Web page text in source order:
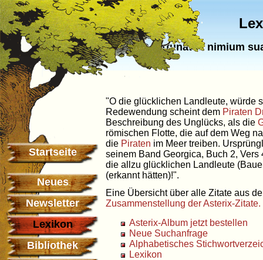
O fortunatos nimium
Startseite
Neues
Newsletter
Lexikon
Bibliothek
"O die glücklichen Landleute, würde
Redewendung scheint dem Piraten
Beschreibung des Unglücks, als die
römischen Flotte, die auf dem Weg
die Piraten im Meer treiben.
seinem Band Georgica, Buch 2,
die allzu glücklichen Landleute
(erkannt hätten)!".
Eine Übersicht über alle Zitate aus
Zusammenstellung der Asterix-Zitate.
Asterix-Album jetzt bestellen
Neue Suchanfrage
Alphabetisches
Lexikon